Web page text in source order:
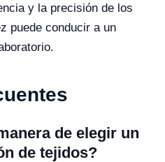
y la precisión de los
puede conducir a un
de elegir un
de tejidos?